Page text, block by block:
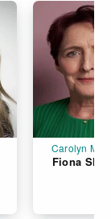
Carolyn
Fiona